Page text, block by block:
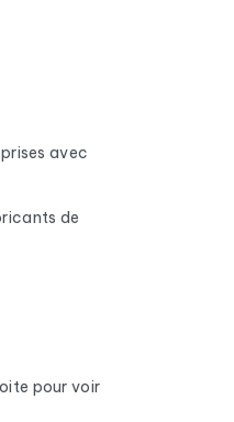
avec
de
il est
pour voir